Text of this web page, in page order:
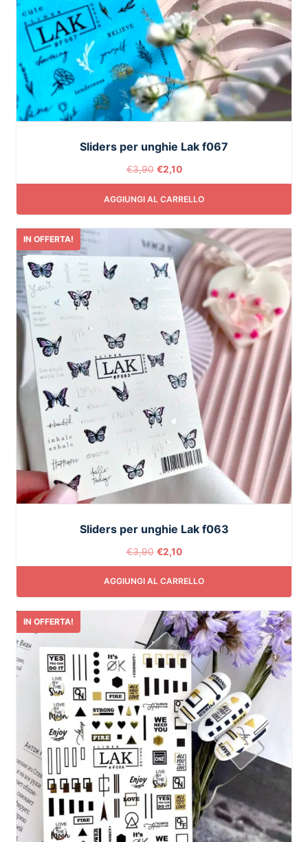
Sliders per unghie Lak f067
€3,90 €2,10
AGGIUNGI AL CARRELLO
IN OFFERTA!
Sliders per unghie Lak f063
€3,90 €2,10
AGGIUNGI AL CARRELLO
IN OFFERTA!